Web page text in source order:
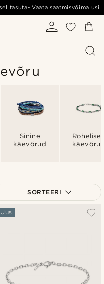
tasuta-Vaata saatmisvõimalusi
Sinine
käevõrud
SORTEERI
Populaarsed
Uus